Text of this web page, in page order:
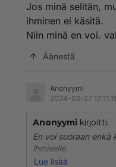
Jos minä selitän,
ihminen ei käsitä.
Niin minä en voi.
Äänestä
Anonyymi
2024-02-27
Anonyymi kirjoitti:
En voi suoraan
ihmiselle.
Jos minä selitän,
Lue lisää